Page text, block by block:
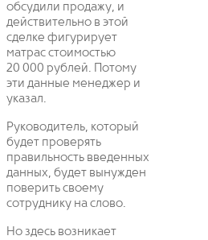
обсудили продажу, и
действительно в этой
сделке фигурирует
матрас стоимостью
20 000 рублей. Потому
эти данные менеджер и
указал.
Руководитель, который
будет проверять
правильность введенных
данных, будет вынужден
поверить своему
сотруднику на слово.
Но здесь возникает